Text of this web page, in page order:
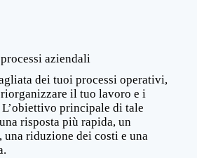
aziendali
dei tuoi processi operativi,
il tuo lavoro e i
principale di tale
risposta più rapida, un
riduzione dei costi e una